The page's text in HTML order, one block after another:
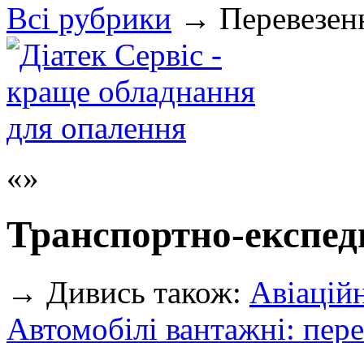
Всi рубрики →
Транспортно-
→ Дивись також:
Автомобілі вантажні: